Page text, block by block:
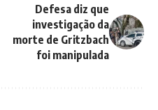
Defesa diz que
investigação da
morte de Gritzbach
foi manipulada